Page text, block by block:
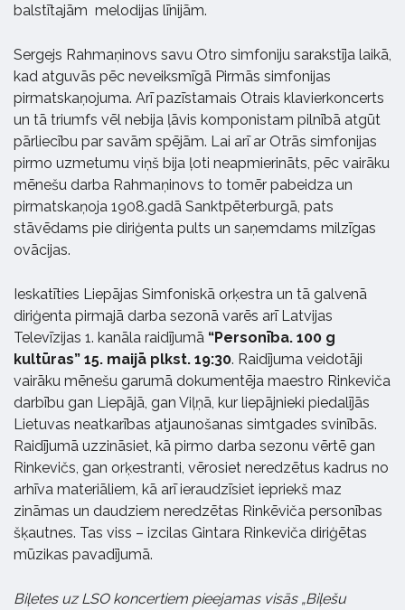
balstītajām melodijas līnijām.
Sergejs Rahmaņinovs savu Otro simfoniju sarakstīja laikā,
kad atguvās pēc neveiksmīgā Pirmās simfonijas
pirmatskaņojuma. Arī pazīstamais Otrais klavierkoncerts
un tā triumfs vēl nebija ļāvis komponistam pilnībā atgūt
pārliecību par savām spējām. Lai arī ar Otrās simfonijas
pirmo uzmetumu viņš bija ļoti neapmierināts, pēc vairāku
mēnešu darba Rahmaņinovs to tomēr pabeidza un
pirmatskaņoja 1908.gadā Sanktpēterburgā, pats
stāvēdams pie diriģenta pults un saņemdams milzīgas
ovācijas.
Ieskatīties Liepājas Simfoniskā orķestra un tā galvenā
diriģenta pirmajā darba sezonā varēs arī Latvijas
Televīzijas 1. kanāla raidījumā “Personība. 100 g
kultūras” 15. maijā plkst. 19:30. Raidījuma veidotāji
vairāku mēnešu garumā dokumentēja maestro Rinkeviča
darbību gan Liepājā, gan Viļņā, kur liepājnieki piedalījās
Lietuvas neatkarības atjaunošanas simtgades svinībās.
Raidījumā uzzināsiet, kā pirmo darba sezonu vērtē gan
Rinkevičs, gan orķestranti, vērosiet neredzētus kadrus no
arhīva materiāliem, kā arī ieraudzīsiet iepriekš maz
zināmas un daudziem neredzētas Rinkēviča personības
šķautnes. Tas viss – izcilas Gintara Rinkeviča diriģētas
mūzikas pavadījumā.
Biļetes uz LSO koncertiem pieejamas visās „Biļešu